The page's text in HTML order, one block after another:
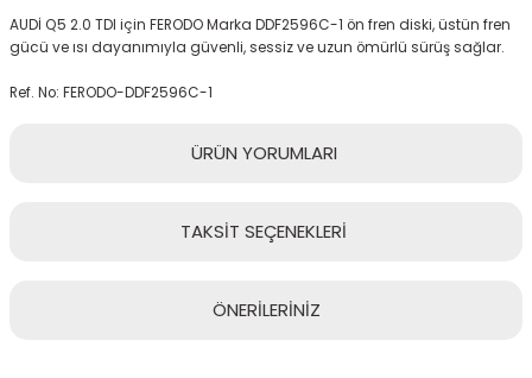
AUDİ Q5 2.0 TDI için FERODO Marka DDF2596C-1 ön fren diski, üstün fren
gücü ve ısı dayanımıyla güvenli, sessiz ve uzun ömürlü sürüş sağlar.
Ref. No: FERODO-DDF2596C-1
ÜRÜN YORUMLARI
TAKSİT SEÇENEKLERİ
ÖNERİLERİNİZ